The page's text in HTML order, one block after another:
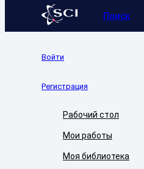
Поиск
Войти
Регистрация
Рабочий стол
Мои работы
Моя библиотека